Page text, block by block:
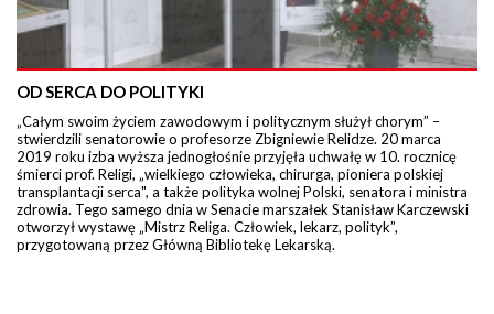
OD SERCA DO POLITYKI
„Całym swoim życiem zawodowym i politycznym służył chorym” –
stwierdzili senatorowie o profesorze Zbigniewie Relidze. 20 marca
2019 roku izba wyższa jednogłośnie przyjęła uchwałę w 10. rocznicę
śmierci prof. Religi, „wielkiego człowieka, chirurga, pioniera polskiej
transplantacji serca", a także polityka wolnej Polski, senatora i ministra
zdrowia. Tego samego dnia w Senacie marszałek Stanisław Karczewski
otworzył wystawę „Mistrz Religa. Człowiek, lekarz, polityk”,
przygotowaną przez Główną Bibliotekę Lekarską.